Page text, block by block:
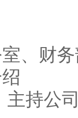
、财
持公